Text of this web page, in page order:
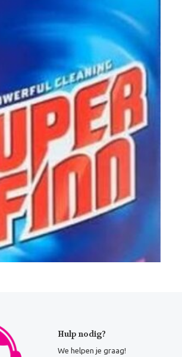
Hulp nodig?
We helpen je graag!